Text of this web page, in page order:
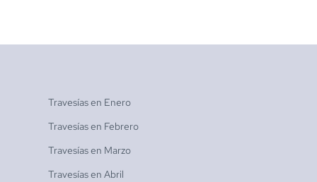
Travesías en Enero
Travesías en Febrero
Travesías en Marzo
Travesías en Abril